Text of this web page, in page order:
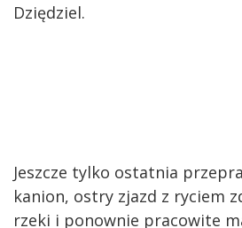
Dziędziel.
Jeszcze tylko ostatnia
kanion, ostry zjazd z ryciem
rzeki i ponownie pracowite